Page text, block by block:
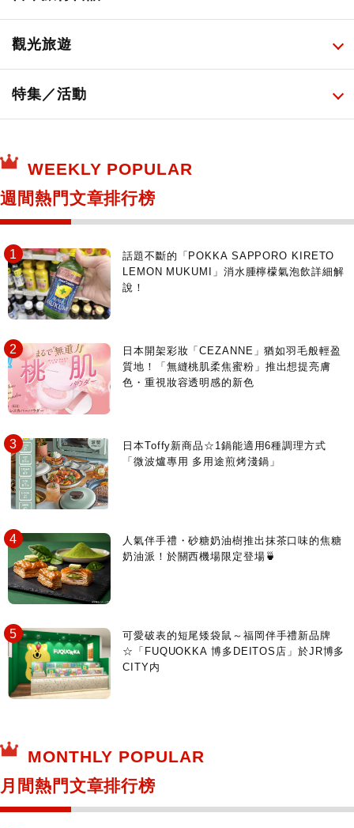
必吃的日式早餐
日本酒達人
免稅商店
百圓商店
日常用藥
所有
觀光旅遊
所有
特集／活動
東京百貨店～TOKYO Depart～
WEEKLY POPULAR
週間熱門文章排行榜
話題不斷的「POKKA SAPPORO KIRETO
LEMON MUKUMI」消水腫檸檬氣泡飲詳細解
說！
日本開架彩妝「CEZANNE」猶如羽毛般輕盈
質地！「無縫桃肌柔焦蜜粉」推出想提亮膚
色・重視妝容透明感的新色
日本Toffy新商品☆1鍋能適用6種調理方式
「微波爐專用 多用途煎烤淺鍋」
人氣伴手禮・砂糖奶油樹推出抹茶口味的焦糖
奶油派！於關西機場限定登場🍵
可愛破表的短尾矮袋鼠～福岡伴手禮新品牌
☆「FUQUOKKA 博多DEITOS店」於JR博多
CITY内
MONTHLY POPULAR
月間熱門文章排行榜